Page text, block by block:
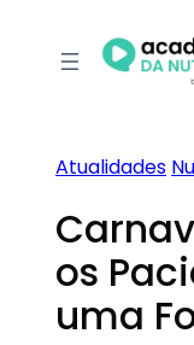
Atualidades
os
uma